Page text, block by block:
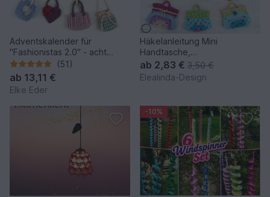
Adventskalender für
"Fashionistas 2.0" - acht
zauberhafte Modelle
(51)
ab 13,11 €
Elke Eder
Häkelanleitung Mini
Handtasche,
Schlüsselanhänger Bag
Charm Adventskalender
ab 2,83 € 3,50 €
Elealinda-Design
-10%